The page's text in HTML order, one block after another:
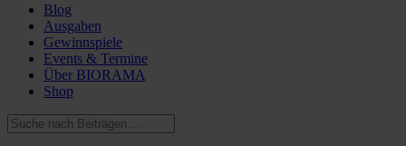
Blog
Ausgaben
Gewinnspiele
Events & Termine
Über BIORAMA
Shop